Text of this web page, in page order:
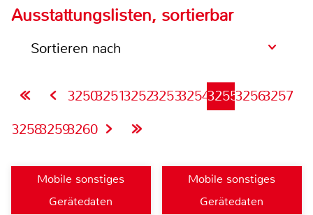
Ausstattungslisten, sortierbar
Sortieren nach
32503251325232533254325532563257
325832593260
Mobile sonstiges
Gerätedaten
Mobile sonstiges
Gerätedaten